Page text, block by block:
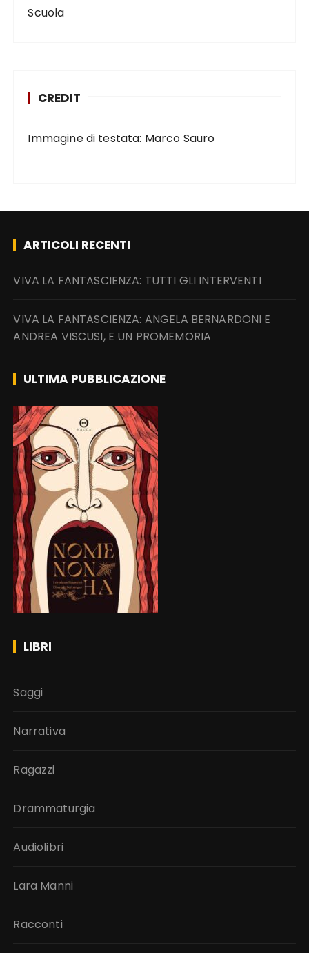
Scuola
CREDIT
Immagine di testata: Marco Sauro
ARTICOLI RECENTI
VIVA LA FANTASCIENZA: TUTTI GLI INTERVENTI
VIVA LA FANTASCIENZA: ANGELA BERNARDONI E
ANDREA VISCUSI, E UN PROMEMORIA
ULTIMA PUBBLICAZIONE
LIBRI
Saggi
Narrativa
Ragazzi
Drammaturgia
Audiolibri
Lara Manni
Racconti